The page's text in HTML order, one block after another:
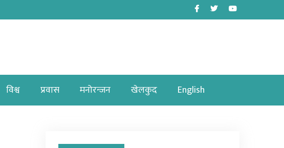
Facebook
TwitterYoutube
विश्व प्रवास मनोरन्जन खेलकुद English